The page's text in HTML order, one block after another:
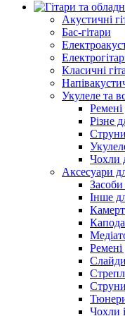
Акустичні
Бас-гітари
Класичні
Укулеле та
Ремені
Різне
Чохли
Аксесуари
Інше
Ремені
Слайди
Струни
Чохли